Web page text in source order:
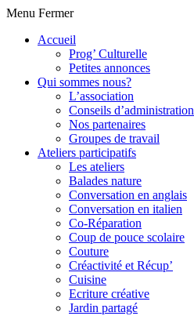
Menu Fermer
Accueil
Prog’ Culturelle
Petites annonces
Qui sommes nous?
L’association
Conseils d’administration
Nos partenaires
Groupes de travail
Ateliers participatifs
Les ateliers
Balades nature
Conversation en anglais
Conversation en italien
Co-Réparation
Coup de pouce scolaire
Couture
Créactivité et Récup’
Cuisine
Ecriture créative
Jardin partagé